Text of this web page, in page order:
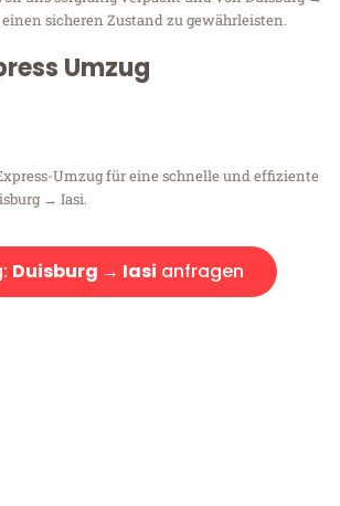
sicheren Zustand zu gewährleisten.
Umzug
Umzug für eine schnelle und effiziente
→ Iasi.
Duisburg → Iasi anfragen